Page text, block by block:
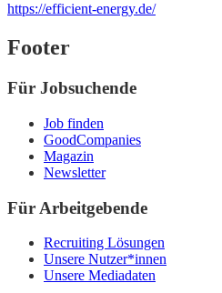
https://efficient-energy.de/
Footer
Für Jobsuchende
Job finden
GoodCompanies
Magazin
Newsletter
Für Arbeitgebende
Recruiting Lösungen
Unsere Nutzer*innen
Unsere Mediadaten